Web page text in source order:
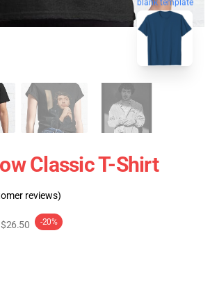
blank template
Classic T-Shirt
reviews)
$26.50 -20%